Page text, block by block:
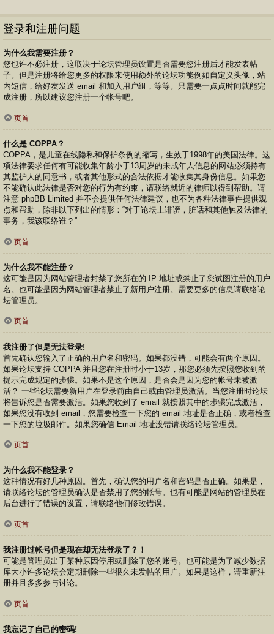
登录和注册问题
为什么我需要注册？
您也许不必注册，这取决于论坛管理员设置是否需要您注册后才能发表帖
子。但是注册将给您更多的权限来使用额外的论坛功能例如自定义头像，站
内短信，给好友发送 email 和加入用户组，等等。只需要一点点时间就能完
成注册，所以建议您注册一个帐号吧。
页首
什么是 COPPA？
COPPA，是儿童在线隐私和保护条例的缩写，生效于1998年的美国法律。这
项法律要求任何有可能收集年龄小于13周岁的未成年人信息的网站必须持有
其监护人的同意书，或者其他形式的合法依据才能收集其身份信息。如果您
不能确认此法律是否对您的行为有约束，请联络就近的律师以得到帮助。请
注意 phpBB Limited 并不会提供任何法律建议，也不为各种法律事件提供观
点和帮助，除非以下列出的情形：“对于论坛上诽谤，脏话和其他触及法律的
事务，我该联络谁？”
页首
为什么我不能注册？
这可能是因为网站管理者封禁了您所在的 IP 地址或禁止了您试图注册的用户
名。也可能是因为网站管理者禁止了新用户注册。需要更多的信息请联络论
坛管理员。
页首
我注册了但是无法登录!
首先确认您输入了正确的用户名和密码。如果都没错，可能会有两个原因。
如果论坛支持 COPPA 并且您在注册时小于13岁，那您必须先按照您收到的
提示完成规定的步骤。如果不是这个原因，是否会是因为您的帐号未被激
活？ 一些论坛需要新用户在登录前由自己或由管理员激活。当您注册时论坛
将告诉您是否需要激活。如果您收到了 email 就按照其中的步骤完成激活，
如果您没有收到 email，您需要检查一下您的 email 地址是否正确，或者检查
一下您的垃圾邮件。如果您确信 Email 地址没错请联络论坛管理员。
页首
为什么我不能登录？
这种情况有好几种原因。首先，确认您的用户名和密码是否正确。如果是，
请联络论坛的管理员确认是否禁用了您的帐号。也有可能是网站的管理员在
后台进行了错误的设置，请联络他们修改错误。
页首
我注册过帐号但是现在却无法登录了？！
可能是管理员出于某种原因停用或删除了您的账号。也可能是为了减少数据
库大小许多论坛会定期删除一些很久未发帖的用户。如果是这样，请重新注
册并且多多参与讨论。
页首
我忘记了自己的密码!